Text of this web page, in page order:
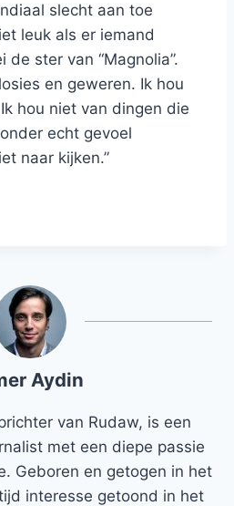
slecht aan toe
leuk als er iemand
de ster van “Magnolia”.
en geweren. Ik hou
hou niet van dingen die
echt gevoel
naar kijken.”
Aydin
van Rudaw, is een
met een diepe passie
Geboren en getogen in het
interesse getoond in het